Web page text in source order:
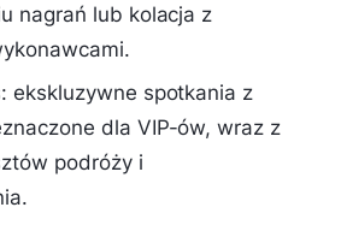
nagrań lub kolacja z
ekskluzywne spotkania z
dla VIP-ów, wraz z
podróży i